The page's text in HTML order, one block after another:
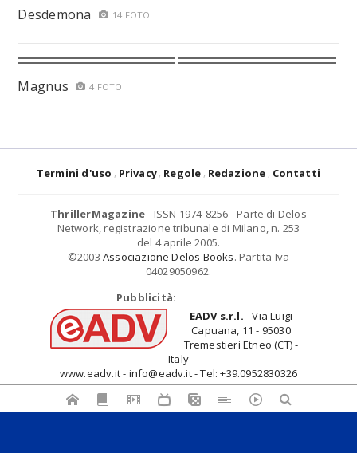
Desdemona 14 FOTO
Magnus 4 FOTO
Termini d'uso Privacy Regole Redazione Contatti
ThrillerMagazine- ISSN 1974-8256 - Parte di Delos
Network, registrazione tribunale di Milano, n. 253
del 4 aprile 2005.
©2003 Associazione Delos Books. Partita Iva
04029050962.
Pubblicità:
EADV s.r.l. - Via Luigi
Capuana, 11 - 95030
Tremestieri Etneo (CT) -
Italy
www.eadv.it - info@eadv.it - Tel: +39.0952830326